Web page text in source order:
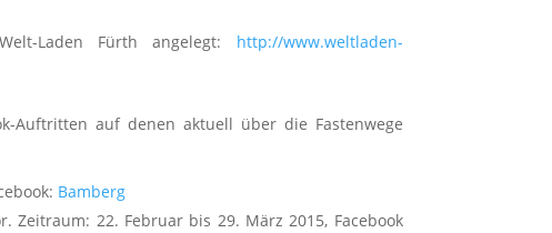
Laden Fürth angelegt: http://www.weltladen-
Auftritten auf denen aktuell über die Fastenwege
Bamberg
22. Februar bis 29. März 2015, Facebook